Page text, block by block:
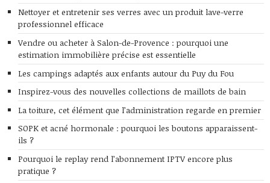
Nettoyer et entretenir ses verres avec un produit lave-verre
professionnel efficace
Vendre ou acheter à Salon-de-Provence : pourquoi une
estimation immobilière précise est essentielle
Les campings adaptés aux enfants autour du Puy du Fou
Inspirez-vous des nouvelles collections de maillots de bain
La toiture, cet élément que l’administration regarde en premier
SOPK et acné hormonale : pourquoi les boutons apparaissent-
ils ?
Pourquoi le replay rend l’abonnement IPTV encore plus
pratique ?